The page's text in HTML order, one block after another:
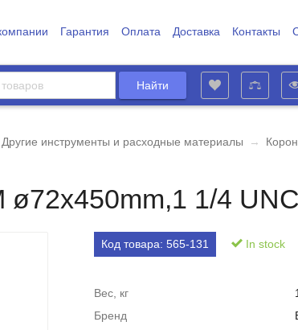
Гарантия Оплата Доставка Контакты
Другие инструменты и расходные материалы →
1/4
Код товара:565-131 In stock
Вес, кг
Бренд